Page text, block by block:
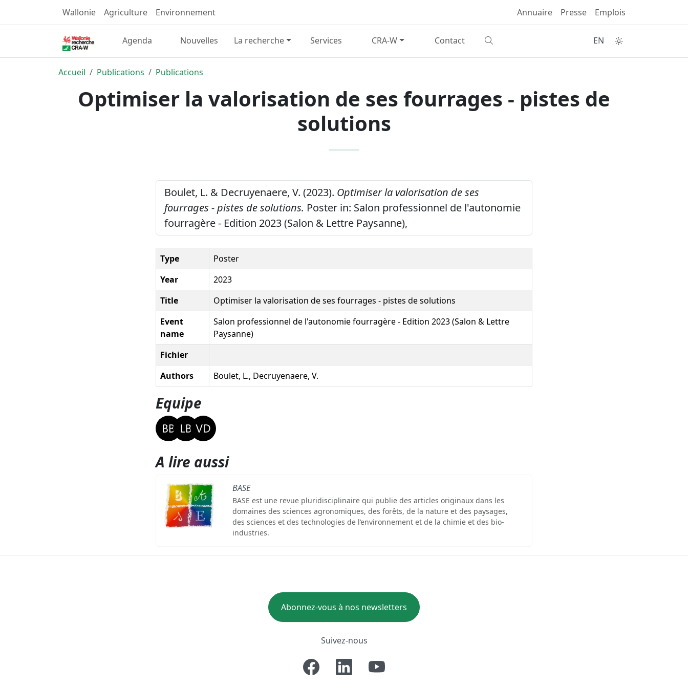
Wallonie Agriculture Environnement Annuaire Presse Emplois
Agenda Nouvelles La recherche Services CRA-W Contact EN
Accueil Publications Publications
Optimiser la valorisation de ses fourrages - pistes de
solutions
Boulet, L. & Decruyenaere, V. (2023). Optimiser la valorisation de ses
fourrages - pistes de solutions. Poster in: Salon professionnel de l'autonomie
fourragère - Edition 2023 (Salon & Lettre Paysanne),
Type
Poster
Year
2023
Title
Optimiser la valorisation de ses fourrages - pistes de solutions
Event
name
Salon professionnel de l'autonomie fourragère - Edition 2023 (Salon & Lettre
Paysanne)
Fichier
Authors
Boulet, L., Decruyenaere, V.
Equipe
A lire aussi
BASE
BASE est une revue pluridisciplinaire qui publie des articles originaux dans les
domaines des sciences agronomiques, des forêts, de la nature et des paysages,
des sciences et des technologies de l’environnement et de la chimie et des bio-
industries.
Abonnez-vous à nos newsletters
Suivez-nous